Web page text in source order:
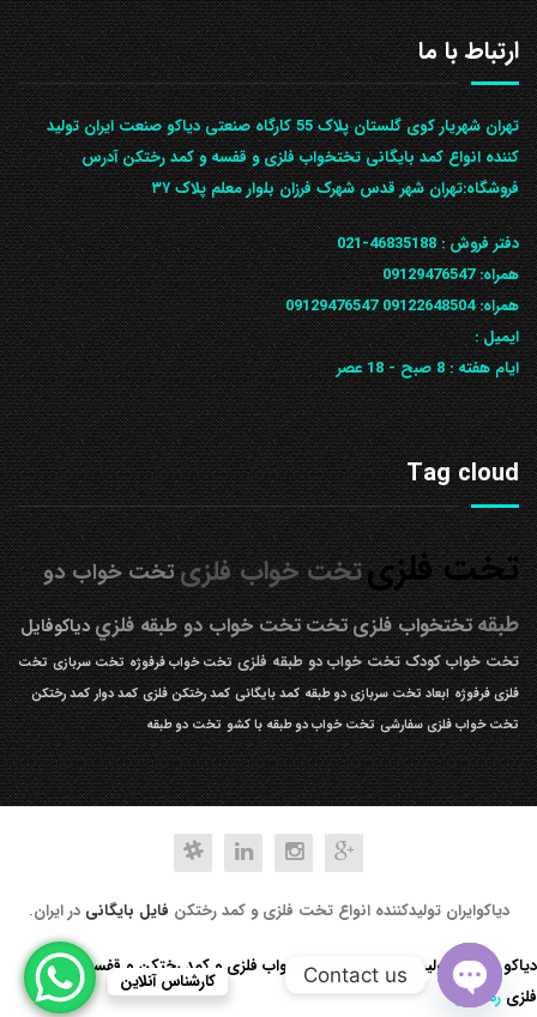
ارتباط با ما
تهران شهریار کوی گلستان پلاک 55 کارگاه صنعتی دیاکو صنعت ایران تولید
کننده انواع کمد بایگانی تختخواب فلزی و قفسه و کمد رختکن آدرس
ف‍روشگاه:تهران شهر قدس شهرک فرزان بلوار معلم پلاک ۳۷
دفتر فروش :46835188-021
همراه:09129476547
همراه: 09122648504
09129476547
ایمیل :
ایام هفته :8 صبح - 18 عصر
Tag cloud
تخت فلزیتخت خواب فلزیتخت خواب دو
طبقه تختخواب فلزیتختتخت خواب دو طبقه فلزيدیاکوفایل
تخت خواب کودک تخت خواب دو طبقه فلزی تخت خواب فرفوژه تخت سربازی تخت
فلزی فرفوژه ابعاد تخت سربازی دو طبقه کمد بایگانی کمد رختکن فلزی کمد دوار کمد رختکن
تخت خواب فلزی سفارشی تخت خواب دو طبقه با کشو تخت دو طبقه
دیاکوایران تولیدکننده انواع تخت فلزی و کمد رختکن فایل بایگانی در ایران.
کارشناس آنلاین
دیاکو صنعت تولید کننده انواع تخت خواب فلزی و کمد رختکن و قفسه کتابخانه
فلزی رد کردن
Contact us